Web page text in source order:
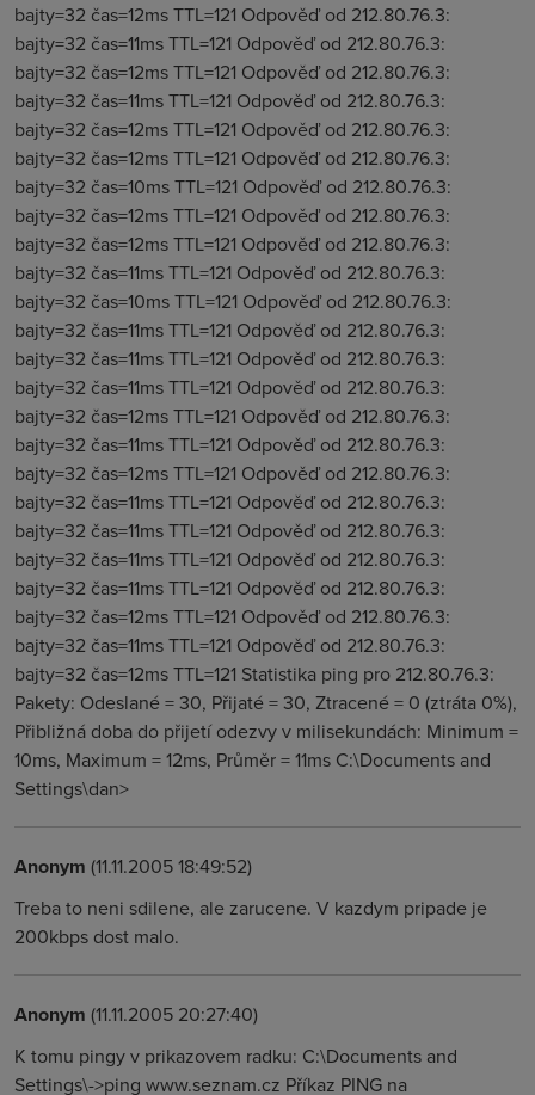
bajty=32 čas=12ms TTL=121 Odpověď od 212.80.76.3:
bajty=32 čas=11ms TTL=121 Odpověď od 212.80.76.3:
bajty=32 čas=12ms TTL=121 Odpověď od 212.80.76.3:
bajty=32 čas=11ms TTL=121 Odpověď od 212.80.76.3:
bajty=32 čas=12ms TTL=121 Odpověď od 212.80.76.3:
bajty=32 čas=12ms TTL=121 Odpověď od 212.80.76.3:
bajty=32 čas=10ms TTL=121 Odpověď od 212.80.76.3:
bajty=32 čas=12ms TTL=121 Odpověď od 212.80.76.3:
bajty=32 čas=12ms TTL=121 Odpověď od 212.80.76.3:
bajty=32 čas=11ms TTL=121 Odpověď od 212.80.76.3:
bajty=32 čas=10ms TTL=121 Odpověď od 212.80.76.3:
bajty=32 čas=11ms TTL=121 Odpověď od 212.80.76.3:
bajty=32 čas=11ms TTL=121 Odpověď od 212.80.76.3:
bajty=32 čas=11ms TTL=121 Odpověď od 212.80.76.3:
bajty=32 čas=12ms TTL=121 Odpověď od 212.80.76.3:
bajty=32 čas=11ms TTL=121 Odpověď od 212.80.76.3:
bajty=32 čas=12ms TTL=121 Odpověď od 212.80.76.3:
bajty=32 čas=11ms TTL=121 Odpověď od 212.80.76.3:
bajty=32 čas=11ms TTL=121 Odpověď od 212.80.76.3:
bajty=32 čas=11ms TTL=121 Odpověď od 212.80.76.3:
bajty=32 čas=11ms TTL=121 Odpověď od 212.80.76.3:
bajty=32 čas=12ms TTL=121 Odpověď od 212.80.76.3:
bajty=32 čas=11ms TTL=121 Odpověď od 212.80.76.3:
bajty=32 čas=12ms TTL=121 Statistika ping pro 212.80.76.3:
Pakety: Odeslané = 30, Přijaté = 30, Ztracené = 0 (ztráta 0%),
Přibližná doba do přijetí odezvy v milisekundách: Minimum =
10ms, Maximum = 12ms, Průměr = 11ms C:\Documents and
Settings\dan>
Anonym (11.11.2005 18:49:52)
Treba to neni sdilene, ale zarucene. V kazdym pripade je
200kbps dost malo.
Anonym (11.11.2005 20:27:40)
K tomu pingy v prikazovem radku: C:\Documents and
Settings\->ping www.seznam.cz Příkaz PING na